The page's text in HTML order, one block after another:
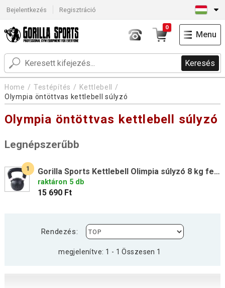
Bejelentkezés Regisztráció
Keresés
0
Menu
Home Testépítés
Kettlebell
Olympia öntöttvas kettlebell súlyzó
Olympia öntöttvas kettlebell súlyzó
Legnépszerűbb
1 Gorilla Sports Kettlebell Olimpia súlyzó 8 kg fekete
raktáron 5 db
15 690 Ft
Rendezés:
megjelenítve: 1 - 1 Összesen 1